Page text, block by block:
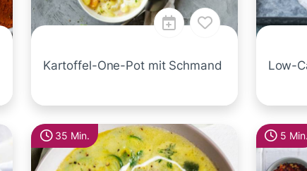
Kartoffel-One-Pot mit Schmand Low-
35 Min. 5 Min.